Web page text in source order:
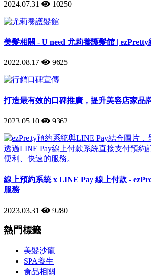
2024.07.31 10250
美髮相關 - U need 尤莉養護髮館 |
2022.08.17 9625
打造最有效的口碑推廣，提升美容店家品
2023.05.10 9362
線上預約系統 x LINE Pay 線上付款 -
服務
2023.03.31 9280
熱門標籤
美髮沙龍
SPA養生
食品相關